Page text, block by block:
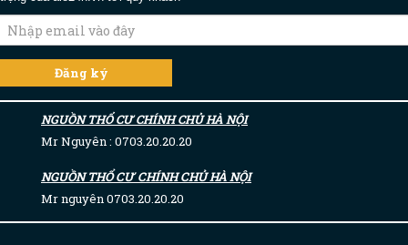
NGUỒN THỔ CƯ CHÍNH CHỦ HÀ NỘI
Mr Nguyên : 0703.20.20.20
NGUỒN THỔ CƯ CHÍNH CHỦ HÀ NỘI
Mr nguyên 0703.20.20.20